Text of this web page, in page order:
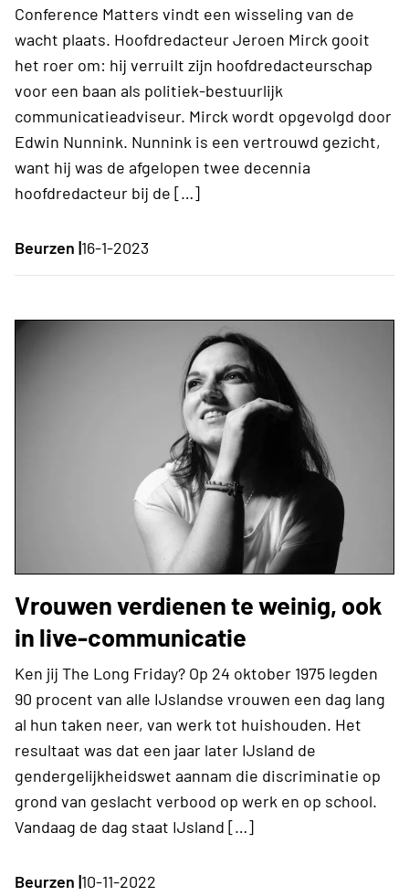
Conference Matters vindt een wisseling van de
wacht plaats. Hoofdredacteur Jeroen Mirck gooit
het roer om: hij verruilt zijn hoofdredacteurschap
voor een baan als politiek-bestuurlijk
communicatieadviseur. Mirck wordt opgevolgd door
Edwin Nunnink. Nunnink is een vertrouwd gezicht,
want hij was de afgelopen twee decennia
hoofdredacteur bij de […]
Beurzen |16-1-2023
Vrouwen verdienen te weinig, ook
in live-communicatie
Ken jij The Long Friday? Op 24 oktober 1975 legden
90 procent van alle IJslandse vrouwen een dag lang
al hun taken neer, van werk tot huishouden. Het
resultaat was dat een jaar later IJsland de
gendergelijkheidswet aannam die discriminatie op
grond van geslacht verbood op werk en op school.
Vandaag de dag staat IJsland […]
Beurzen |10-11-2022